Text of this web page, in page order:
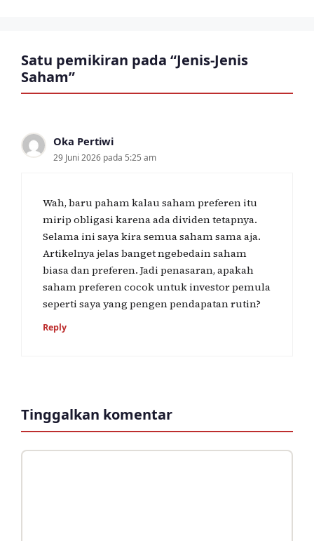
Satu pemikiran pada “Jenis-Jenis
Saham”
Oka Pertiwi
29 Juni 2026 pada 5:25 am
Wah, baru paham kalau saham preferen itu
mirip obligasi karena ada dividen tetapnya.
Selama ini saya kira semua saham sama aja.
Artikelnya jelas banget ngebedain saham
biasa dan preferen. Jadi penasaran, apakah
saham preferen cocok untuk investor pemula
seperti saya yang pengen pendapatan rutin?
Reply
Tinggalkan komentar
Komentar
Nama
Surel
Situs